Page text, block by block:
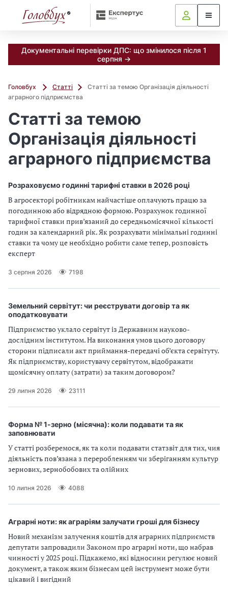
Документальні перевірки ДПС: що змінилося після 1
серпня →
Головбух Статті
Статті за темою Організація діяльності
аграрного підприємства
Статті за темою
Організація діяльності
аграрного підприємства
Розраховуємо годинні тарифні ставки в 2026 році
В агросекторі робітникам найчастіше оплачують працю за
погодинною або відрядною формою. Розрахунок годинної
тарифної ставки прив’язаний до середньомісячної кількості
годин за календарний рік. Як розрахувати мінімальні годинні
ставки та чому це необхідно робити саме тепер, розповість
експерт
3 серпня 2026 7198
Земельний сервітут: чи реєструвати договір та як
оподатковувати
Підприємство уклало сервітут із Державним науково-
дослідним інститутом. На виконання умов цього договору
сторони підписали акт приймання-передачі об’єкта сервітуту.
Як підприємству, користувачу сервітутом, відображати
щомісячну оплату (затрати) за таким договором?
29 липня 2026 23111
Форма № 1-зерно (місячна): коли подавати та як
заповнювати
У статті розберемося, як та коли подавати статзвіт для тих, чия
діяльність пов’язана з переробленням чи зберіганням культур
зернових, зернобобових та олійних
10 липня 2026 4088
Аграрні ноти: як аграріям залучати гроші для бізнесу
Новий механізм залучення коштів для аграрних підприємств
депутати запровадили Законом про аграрні ноти, що набрав
чинності у 2025 році. Підкажемо, які відносини регулює новий
документ, а також яким бізнесам цей інструмент може бути
цікавий і вигідний